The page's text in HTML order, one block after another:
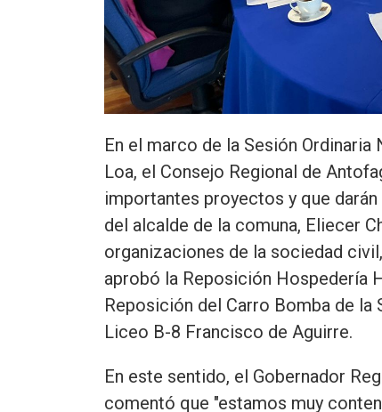
En el marco de la Sesión
Loa, el Consejo Regional de
importantes proyectos y que
del alcalde de la comuna, Eliecer
organizaciones de la sociedad
aprobó la Reposición Hospedería
Reposición del Carro Bomba de la
Liceo B-8 Francisco de Aguirre.
En este sentido, el Gobernador
comentó que "estamos muy